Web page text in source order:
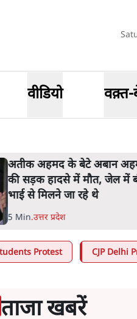
वीडियो
झारखंड के आंदोलनकारी
दबाव बढ़ाया, सीएम हेमंत
इस्तीफा मांगा, 10 को घेरेंगे
विधानसभा
4 Min.झारखंड
Protest CJP Delhi
ताजा खबरें